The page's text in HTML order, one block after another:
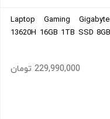
Laptop Gaming
13620H 16GB 1TB SSD
229,990,000 تومان